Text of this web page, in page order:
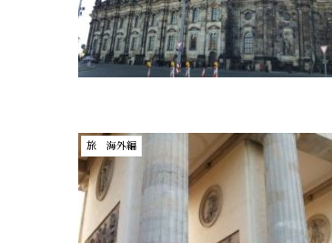
旅 海外編